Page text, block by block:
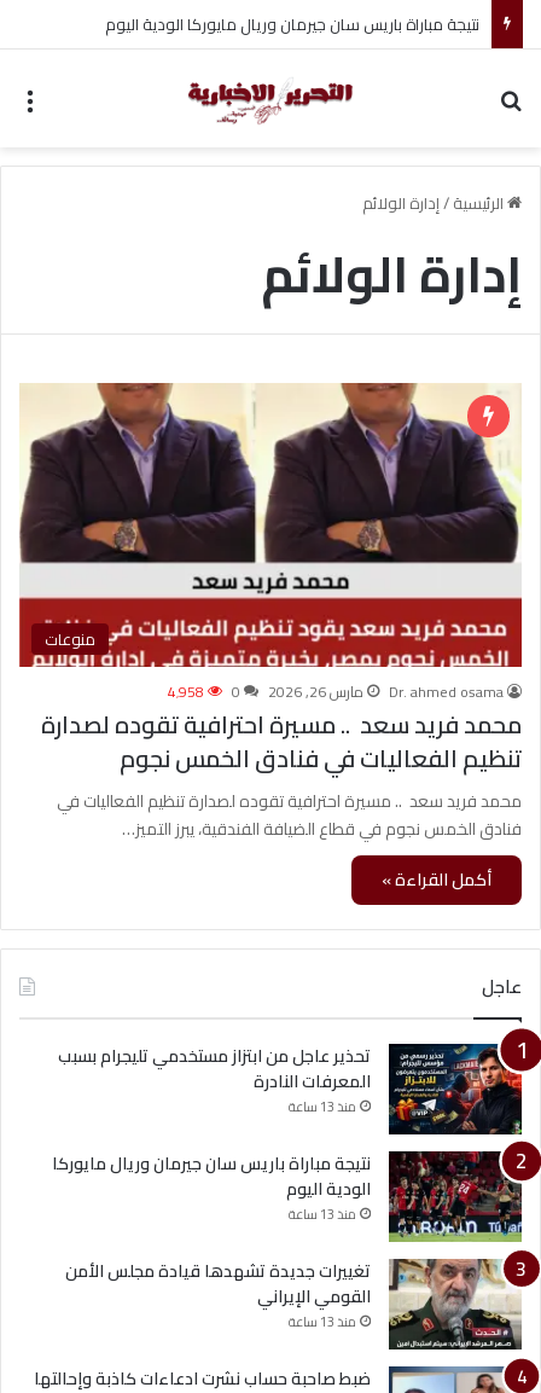
نتيجة مباراة باريس سان جيرمان وريال مايوركا الودية اليوم
الرئيسية/إدارة الولائم
إدارة الولائم
منوعات
Dr. ahmed osama مارس 26, 2026 0 4٬958
محمد فريد سعد .. مسيرة احترافية تقوده لصدارة
تنظيم الفعاليات في فنادق الخمس نجوم
محمد فريد سعد .. مسيرة احترافية تقوده لصدارة تنظيم الفعاليات في
فنادق الخمس نجوم في قطاع الضيافة الفندقية، يبرز التميز…
أكمل القراءة »
عاجل
تحذير عاجل من ابتزاز مستخدمي تليجرام بسبب
المعرفات النادرة
منذ 13 ساعة
نتيجة مباراة باريس سان جيرمان وريال مايوركا
الودية اليوم
منذ 13 ساعة
تغييرات جديدة تشهدها قيادة مجلس الأمن
القومي الإيراني
منذ 13 ساعة
ضبط صاحبة حساب نشرت ادعاءات كاذبة وإحالتها